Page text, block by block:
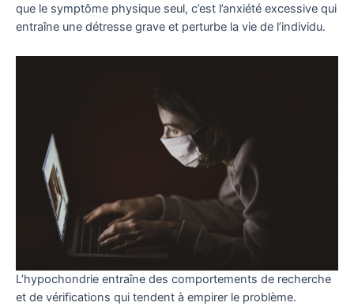
que le symptôme physique seul, c’est l’anxiété excessive qui
entraîne une détresse grave et perturbe la vie de l’individu.
L’hypochondrie entraîne des comportements de recherche
et de vérifications qui tendent à empirer le problème.